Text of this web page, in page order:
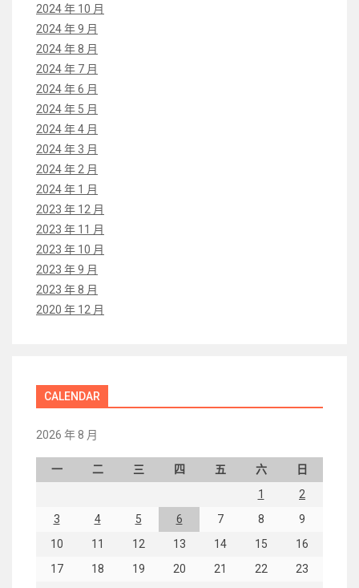
2024 年 10 月
2024 年 9 月
2024 年 8 月
2024 年 7 月
2024 年 6 月
2024 年 5 月
2024 年 4 月
2024 年 3 月
2024 年 2 月
2024 年 1 月
2023 年 12 月
2023 年 11 月
2023 年 10 月
2023 年 9 月
2023 年 8 月
2020 年 12 月
CALENDAR
2026 年 8 月
一 二 三 四 五 六
日
1
2
3
4 5 6 7 8
9
10
11 12 13 14 15
16
17
18 19 20 21 22
23